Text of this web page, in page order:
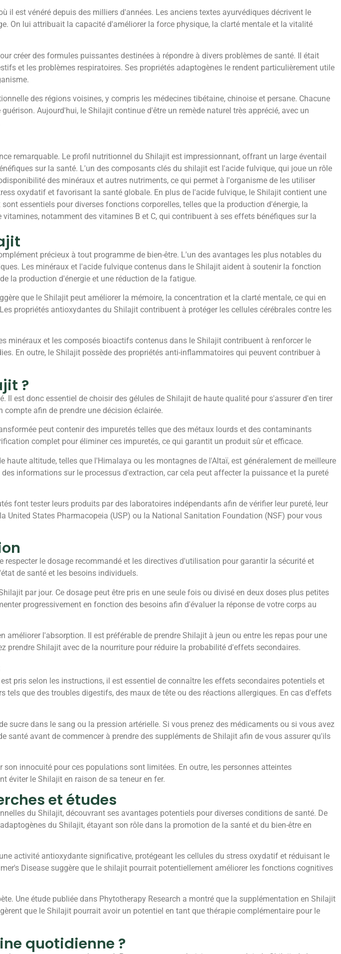
il est vénéré depuis des milliers d'années. Les anciens textes ayurvédiques décrivent le
On lui attribuait la capacité d'améliorer la force physique, la clarté mentale et la vitalité
créer des formules puissantes destinées à répondre à divers problèmes de santé. Il était
et les problèmes respiratoires. Ses propriétés adaptogènes le rendent particulièrement utile
des régions voisines, y compris les médecines tibétaine, chinoise et persane. Chacune
Aujourd'hui, le Shilajit continue d'être un remède naturel très apprécié, avec un
remarquable. Le profil nutritionnel du Shilajit est impressionnant, offrant un large éventail
sur la santé. L'un des composants clés du shilajit est l'acide fulvique, qui joue un rôle
des minéraux et autres nutriments, ce qui permet à l'organisme de les utiliser
oxydatif et favorisant la santé globale. En plus de l'acide fulvique, le Shilajit contient une
essentiels pour diverses fonctions corporelles, telles que la production d'énergie, la
notamment des vitamines B et C, qui contribuent à ses effets bénéfiques sur la
précieux à tout programme de bien-être. L'un des avantages les plus notables du
Les minéraux et l'acide fulvique contenus dans le Shilajit aident à soutenir la fonction
la production d'énergie et une réduction de la fatigue.
que le Shilajit peut améliorer la mémoire, la concentration et la clarté mentale, ce qui en
propriétés antioxydantes du Shilajit contribuent à protéger les cellules cérébrales contre les
et les composés bioactifs contenus dans le Shilajit contribuent à renforcer le
En outre, le Shilajit possède des propriétés anti-inflammatoires qui peuvent contribuer à
?
est donc essentiel de choisir des gélules de Shilajit de haute qualité pour s'assurer d'en tirer
afin de prendre une décision éclairée.
peut contenir des impuretés telles que des métaux lourds et des contaminants
complet pour éliminer ces impuretés, ce qui garantit un produit sûr et efficace.
altitude, telles que l'Himalaya ou les montagnes de l'Altaï, est généralement de meilleure
informations sur le processus d'extraction, car cela peut affecter la puissance et la pureté
font tester leurs produits par des laboratoires indépendants afin de vérifier leur pureté, leur
United States Pharmacopeia (USP) ou la National Sanitation Foundation (NSF) pour vous
le dosage recommandé et les directives d'utilisation pour garantir la sécurité et
de santé et les besoins individuels.
par jour. Ce dosage peut être pris en une seule fois ou divisé en deux doses plus petites
progressivement en fonction des besoins afin d'évaluer la réponse de votre corps au
l'absorption. Il est préférable de prendre Shilajit à jeun ou entre les repas pour une
Shilajit avec de la nourriture pour réduire la probabilité d'effets secondaires.
pris selon les instructions, il est essentiel de connaître les effets secondaires potentiels et
tels que des troubles digestifs, des maux de tête ou des réactions allergiques. En cas d'effets
dans le sang ou la pression artérielle. Si vous prenez des médicaments ou si vous avez
santé avant de commencer à prendre des suppléments de Shilajit afin de vous assurer qu'ils
innocuité pour ces populations sont limitées. En outre, les personnes atteintes
éviter le Shilajit en raison de sa teneur en fer.
et études
du Shilajit, découvrant ses avantages potentiels pour diverses conditions de santé. De
du Shilajit, étayant son rôle dans la promotion de la santé et du bien-être en
activité antioxydante significative, protégeant les cellules du stress oxydatif et réduisant le
Disease suggère que le shilajit pourrait potentiellement améliorer les fonctions cognitives
Une étude publiée dans Phytotherapy Research a montré que la supplémentation en Shilajit
que le Shilajit pourrait avoir un potentiel en tant que thérapie complémentaire pour le
quotidienne ?